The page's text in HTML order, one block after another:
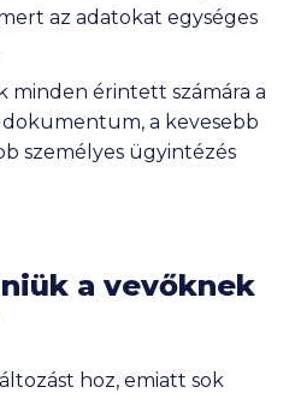
az adatokat egységes
minden érintett számára a
a kevesebb
személyes ügyintézés
a vevőknek
hoz, emiatt sok